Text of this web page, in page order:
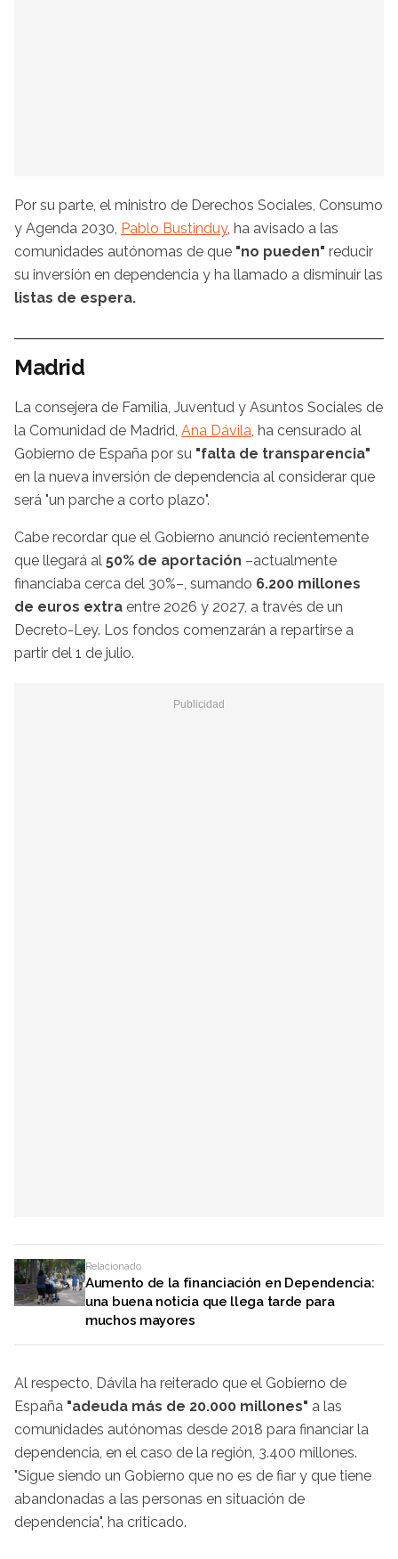
Por su parte, el ministro de Derechos Sociales, Consumo
y Agenda 2030, Pablo Bustinduy, ha avisado a las
comunidades autónomas de que "no pueden" reducir
su inversión en dependencia y ha llamado a disminuir las
listas de espera.
Madrid
La consejera de Familia, Juventud y Asuntos Sociales de
la Comunidad de Madrid, Ana Dávila, ha censurado al
Gobierno de España por su "falta de transparencia"
en la nueva inversión de dependencia al considerar que
será "un parche a corto plazo".
Cabe recordar que el Gobierno anunció recientemente
que llegará al 50% de aportación –actualmente
financiaba cerca del 30%–, sumando 6.200 millones
de euros extra entre 2026 y 2027, a través de un
Decreto-Ley. Los fondos comenzarán a repartirse a
partir del 1 de julio.
Relacionado
Aumento de la financiación en Dependencia:
una buena noticia que llega tarde para
muchos mayores
Al respecto, Dávila ha reiterado que el Gobierno de
España "adeuda más de 20.000 millones" a las
comunidades autónomas desde 2018 para financiar la
dependencia, en el caso de la región, 3.400 millones.
"Sigue siendo un Gobierno que no es de fiar y que tiene
abandonadas a las personas en situación de
dependencia", ha criticado.